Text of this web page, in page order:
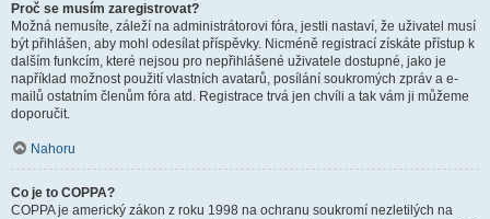
Proč se musím zaregistrovat?
Možná nemusíte, záleží na administrátorovi fóra, jestli nastaví, že uživatel musí
být přihlášen, aby mohl odesílat příspěvky. Nicméně registrací získáte přístup k
dalším funkcím, které nejsou pro nepřihlášené uživatele dostupné, jako je
například možnost použití vlastních avatarů, posílání soukromých zpráv a e-
mailů ostatním členům fóra atd. Registrace trvá jen chvíli a tak vám ji můžeme
doporučit.
Nahoru
Co je to COPPA?
COPPA je americký zákon z roku 1998 na ochranu soukromí nezletilých na